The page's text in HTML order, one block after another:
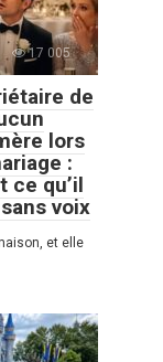
17 005
de
lors
:
ce qu’il
voix
et elle